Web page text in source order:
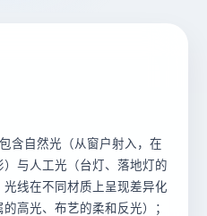
自然光（从窗户射入，在
与人工光（台灯、落地灯的
线在不同材质上呈现差异化
高光、布艺的柔和反光）；